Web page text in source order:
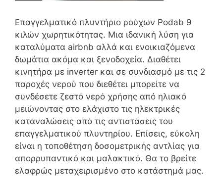
Επαγγελματικό πλυντήριο ρούχων Podab 9
κιλών χωρητικότητας. Μια ιδανική λύση για
καταλύματα airbnb αλλά και ενοικιαζόμενα
δωμάτια ακόμα και ξενοδοχεία. Διαθέτει
κινητήρα με inverter και σε συνδιασμό με τις 2
παροχές νερού που διεθέτει μπορείτε να
συνδέσετε ζεστό νερό χρήσης από ηλιακό
μειώνοντας στο ελάχιστο τις ηλεκτρικές
καταναλώσεις από τις αντιστάσεις του
επαγγελματικού πλυντηρίου. Επίσεις, εύκολη
είναι η τοποθέτηση δοσομετρικής αντλίας για
απορρυπαντικό και μαλακτικό. Θα το βρείτε
ελαφρώς μεταχειρισμένο στο κατάστημά μας.